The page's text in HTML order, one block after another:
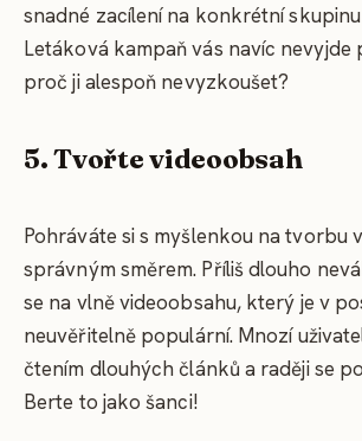
snadné zacílení na konkrétní
Letáková kampaň vás navíc nevyjde
proč ji alespoň nevyzkoušet?
5. Tvořte videoobsah
Pohráváte si s myšlenkou na tvorbu
správným směrem. Příliš dlouho
se na vlně videoobsahu, který je v
neuvěřitelně populární. Mnozí
čtením dlouhých článků a raději se
Berte to jako šanci!